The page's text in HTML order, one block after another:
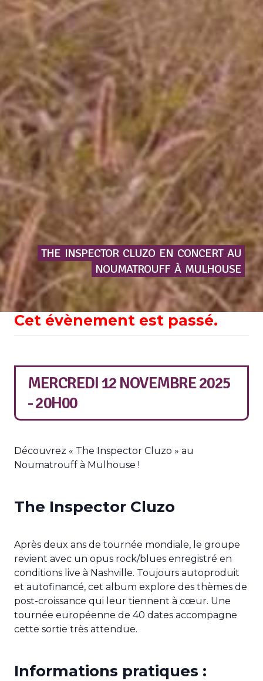
THE INSPECTOR CLUZO EN CONCERT AU
NOUMATROUFF À MULHOUSE
Cet évènement est passé.
MERCREDI 12 NOVEMBRE 2025
- 20H00
Découvrez « The Inspector Cluzo » au
Noumatrouff à Mulhouse !
The Inspector Cluzo
Après deux ans de tournée mondiale, le groupe
revient avec un opus rock/blues enregistré en
conditions live à Nashville. Toujours autoproduit
et autofinancé, cet album explore des thèmes de
post-croissance qui leur tiennent à cœur. Une
tournée européenne de 40 dates accompagne
cette sortie très attendue.
Informations pratiques :